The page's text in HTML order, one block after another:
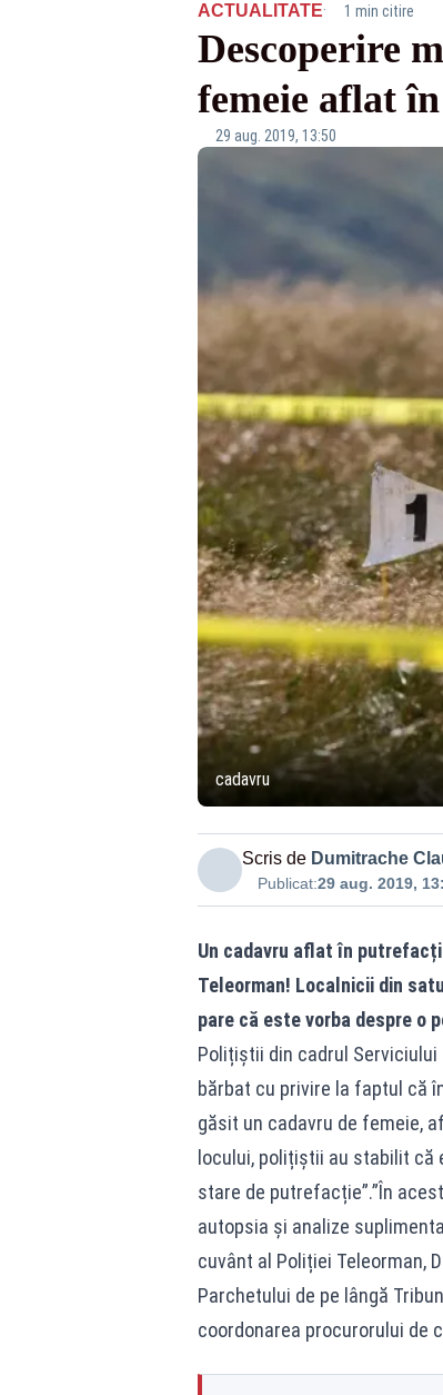
ACTUALITATE· 1 min citire
Descoperire
femeie aflat
29 aug. 2019, 13:50
cadavru
Scris de Dumitrache
Publicat:29 aug. 2019,
Un cadavru aflat în
Teleorman! Localnicii din
pare că este vorba despre o
Polițiștii din cadrul
bărbat cu privire la faptul că
găsit un cadavru de femeie,
locului, polițiștii au stabilit că
stare de putrefacție”.”În
autopsia și analize
cuvânt al Poliției Teleorman,
Parchetului de pe lângă
coordonarea procurorului de